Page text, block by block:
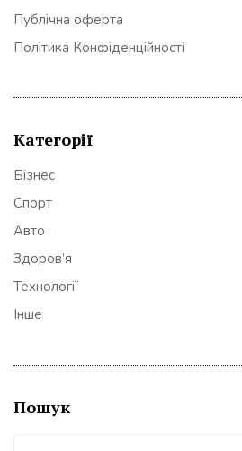
Публічна оферта
Політика Конфіденційності
Категорії
Бізнес
Спорт
Авто
Здоров’я
Технології
Інше
Пошук